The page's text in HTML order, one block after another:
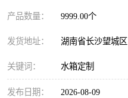
产品数量： 9999.00个
发货地址： 湖南省长沙望城区
关键词： 水箱定制
发布日期： 2026-08-09